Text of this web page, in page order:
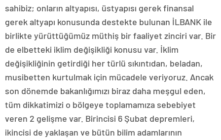
sahibiz; onların altyapısı, üstyapısı gerek finansal
gerek altyapı konusunda destekte bulunan İLBANK ile
birlikte yürüttüğümüz müthiş bir faaliyet zinciri var. Bir
de elbetteki iklim değişikliği konusu var. İklim
değişikliğinin getirdiği her türlü sıkıntıdan, beladan,
musibetten kurtulmak için mücadele veriyoruz. Ancak
son dönemde bakanlığımızı biraz daha meşgul eden,
tüm dikkatimizi o bölgeye toplamamıza sebebiyet
veren 2 gelişme var. Birincisi 6 Şubat depremleri,
ikincisi de yaklaşan ve bütün bilim adamlarının